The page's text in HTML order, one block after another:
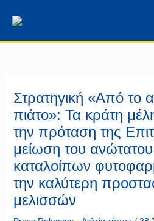
περιεχόμενο
στο
Στρατηγική «Από το
πιάτο»: Τα κράτη
την πρόταση της
μείωση του ανώτατου
καταλοίπων
την καλύτερη
μελισσών